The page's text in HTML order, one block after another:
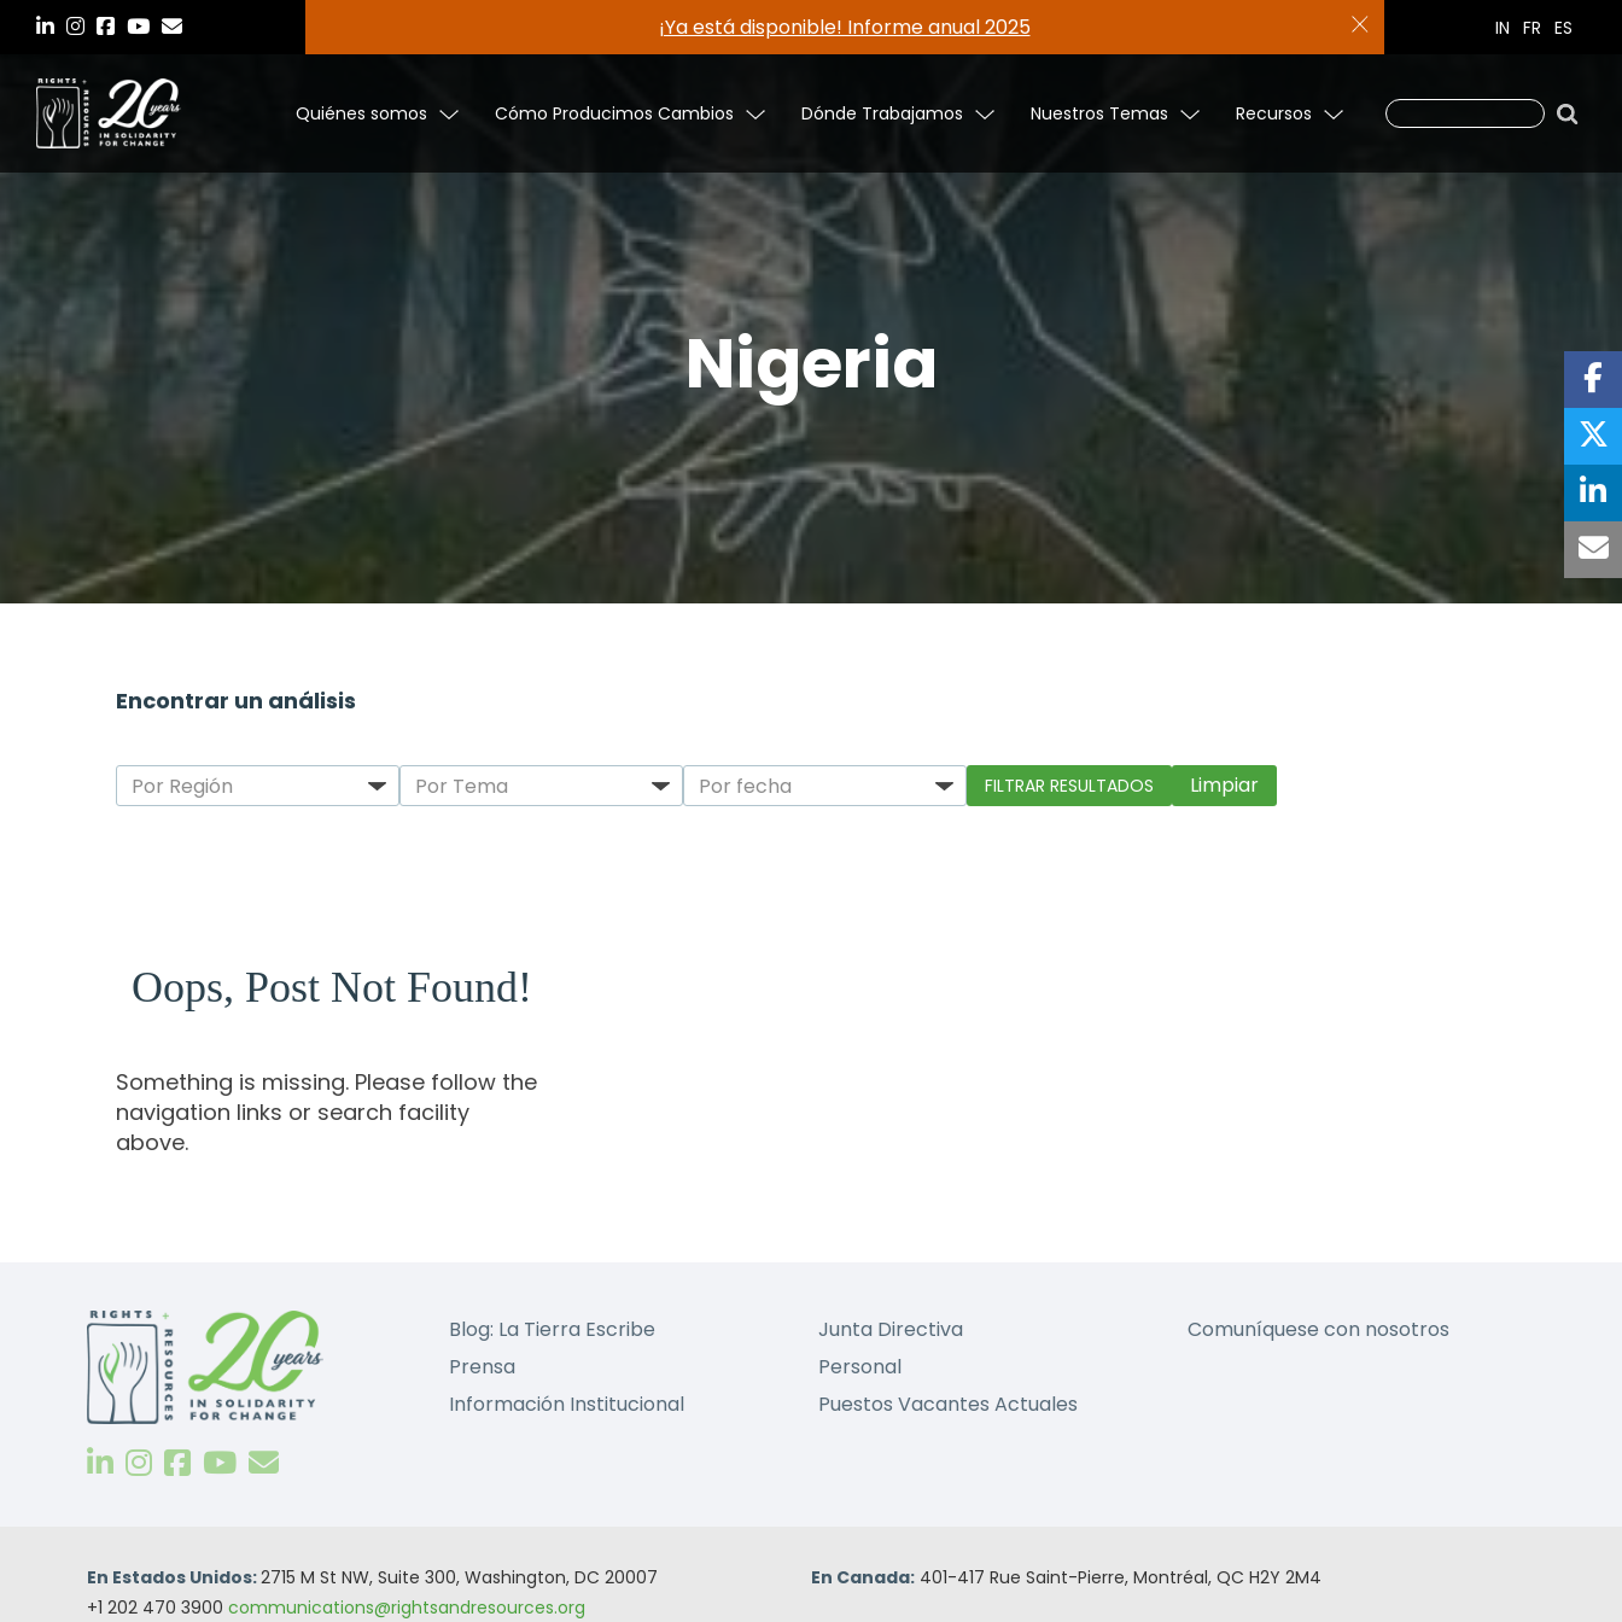
Saltar
contenido
¡Ya está disponible! Informe anual 2025 IN FR ES
Quiénes somos Cómo Producimos Cambios Dónde Trabajamos Nuestros Temas Recursos
Nigeria
Encontrar un análisis
Limpiar
Oops, Post Not Found!
Something is missing. Please follow the
navigation links or search facility
above.
Blog: La Tierra Escribe
Prensa
Información Institucional
Junta Directiva
Personal
Puestos Vacantes Actuales
Comuníquese con nosotros
En Estados Unidos:2715 M St NW, Suite 300, Washington, DC 20007
+1 202 470 3900 communications@rightsandresources.org
En Canada: 401-417 Rue Saint-Pierre, Montréal, QC H2Y 2M4